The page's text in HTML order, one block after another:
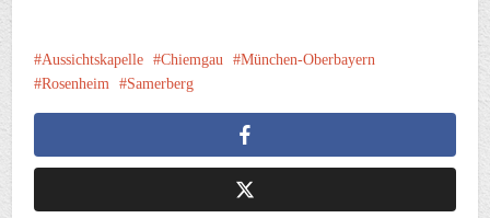
Aussichtskapelle Chiemgau
München-Oberbayern
Rosenheim
Samerberg